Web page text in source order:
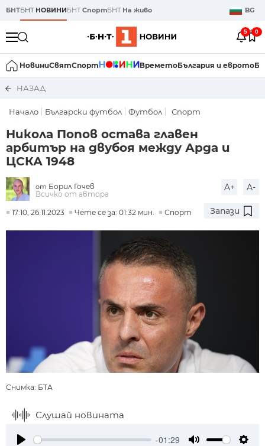
БНТБНТ НОВИНИБНТСпортБНТ На живо BG
5 0
НовиниСвятСпорт ВреметоБългария и еврото
НАЗАД
Начало Български футбол Футбол Спорт
Никола Попов остава главен
арбитър на двубоя между Арда и
ЦСКА 1948
от Борил Гочев
Всичко от автора
A+ A-
17:10, 26.11.2023 Чете се за: 01:32 мин. Спорт Запази
Снимка: БТА
Слушай новината
-01:29